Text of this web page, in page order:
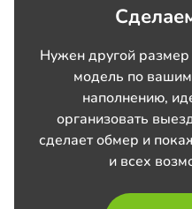
Нужен другой размер
модель по
наполнению,
организовать
сделает обмер и
и всех